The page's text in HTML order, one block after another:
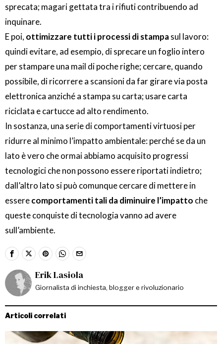
sprecata; magari gettata tra i rifiuti contribuendo ad
inquinare.
E poi, ottimizzare tutti i processi di stampasul lavoro:
quindi evitare, ad esempio, di sprecare un foglio intero
per stampare una mail di poche righe; cercare, quando
possibile, di ricorrere a scansioni da far girare via posta
elettronica anziché a stampa su carta; usare carta
riciclata e cartucce ad alto rendimento.
In sostanza, una serie di comportamenti virtuosi per
ridurre al minimo l’impatto ambientale: perché se da un
lato è vero che ormai abbiamo acquisito progressi
tecnologici che non possono essere riportati indietro;
dall’altro lato si può comunque cercare di mettere in
esserecomportamenti tali da diminuire l’impatto che
queste conquiste di tecnologia vanno ad avere
sull’ambiente.
Erik Lasiola
Giornalista di inchiesta, blogger e rivoluzionario
Articoli correlati